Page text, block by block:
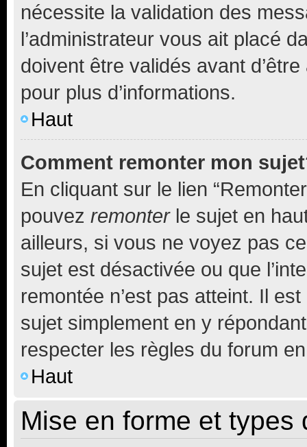
nécessite la validation des
l’administrateur vous ait placé
doivent être validés avant
pour plus d’informations.
Haut
Comment remonter mon
En cliquant sur le lien
pouvez remonterle sujet en
ailleurs, si vous ne voyez pas
sujet est désactivée ou que
remontée n’est pas atteint. Il
sujet simplement en y
respecter les règles du forum
Haut
Mise en forme et types